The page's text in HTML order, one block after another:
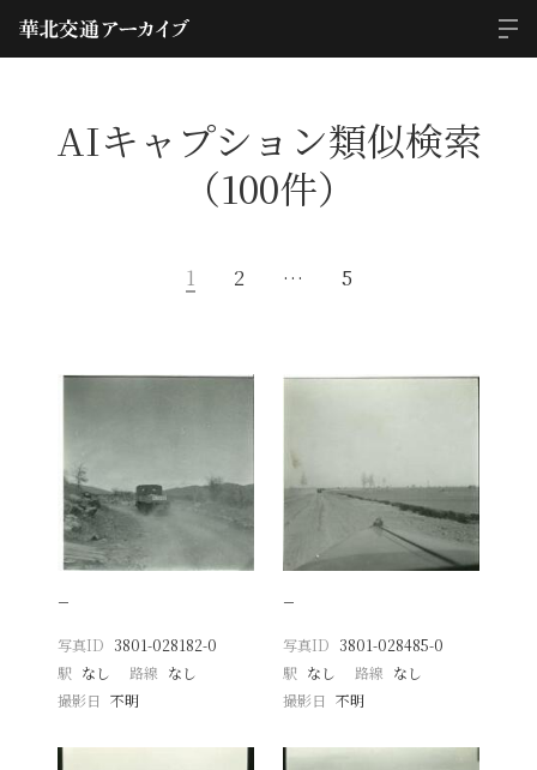
AIキャプション類似検索
（100件）
1 2 … 5
−
写真ID 3801-028182-0
駅 なし 路線 なし
撮影日
不明
−
写真ID 3801-028485-0
駅 なし 路線 なし
撮影日 不明